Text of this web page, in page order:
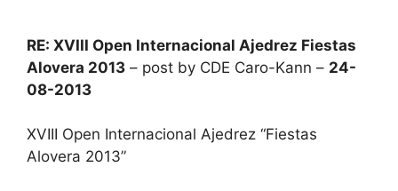
RE: XVIII Open Internacional Ajedrez Fiestas
Alovera 2013 – post by CDE Caro-Kann – 24-
08-2013
XVIII Open Internacional Ajedrez “Fiestas
Alovera 2013”